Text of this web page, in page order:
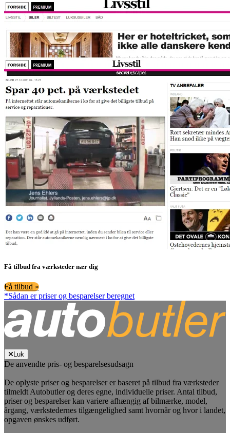
Få tilbud fra værksteder nær dig
Få tilbud »
*Sådan er priser og besparelser beregnet
Luk
De anvendte pris- og besparelsesudsagn
De oplyste priser og besparelser er baseret på tilbud fra værksteder
tilmeldt Autobutler og deres egne, individuelle priser. Antal tilbud,
priser og besparelser kan variere afhængig af bilmærke, model,
årgang, værkstedernes tilgængelighed samt hvornår og hvor i landet,
opgaven ønskes udført.